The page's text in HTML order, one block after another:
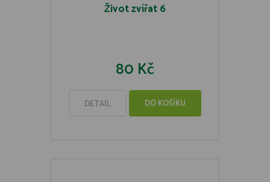
Život zvířat 6
80 Kč
DETAIL DO KOŠÍKU